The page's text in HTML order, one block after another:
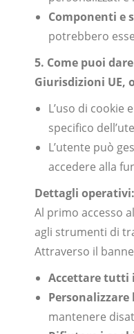
Componenti e
potrebbero
5. Come puoi
Giurisdizioni UE,
L’uso di
specifico
L’utente può
accedere alla
Dettagli operativi:
Al primo accesso
agli strumenti di
Attraverso il
Accettare tutti
mantenere